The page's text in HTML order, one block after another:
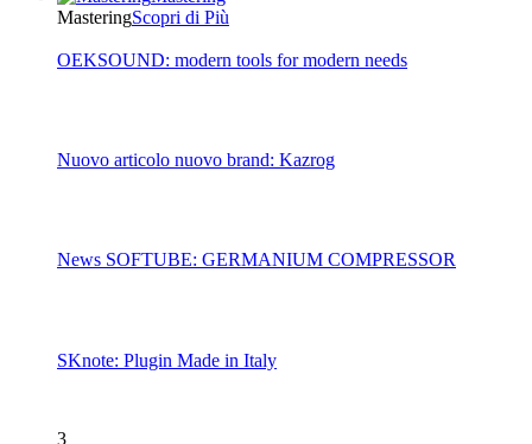
MasteringScopri di Più
OEKSOUND: modern tools for modern needs
Nuovo articolo nuovo brand: Kazrog
News SOFTUBE: GERMANIUM COMPRESSOR
SKnote: Plugin Made in Italy
3